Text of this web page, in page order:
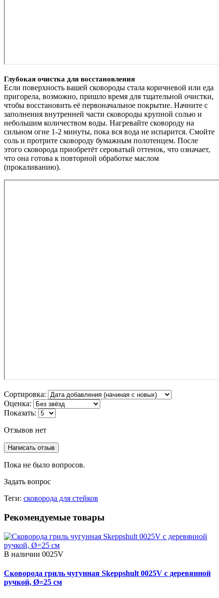
Глубокая очистка для восстановления
Если поверхность вашей сковороды стала коричневой или еда
пригорела, возможно, пришло время для тщательной очистки,
чтобы восстановить её первоначальное покрытие. Начните с
заполнения внутренней части сковороды крупной солью и
небольшим количеством воды. Нагревайте сковороду на
сильном огне 1-2 минуты, пока вся вода не испарится. Смойте
соль и протрите сковороду бумажным полотенцем. После
этого сковорода приобретёт сероватый оттенок, что означает,
что она готова к повторной обработке маслом
(прокаливанию).
Сортировка:
Оценка:
Показать:
Отзывов нет
Написать отзыв
Пока не было вопросов.
Задать вопрос
Теги: сковорода для стейков
Рекомендуемые товары
В наличии 0025V
Сковорода гриль чугунная Skeppshult 0025V с деревянной
ручкой, Ø=25 см